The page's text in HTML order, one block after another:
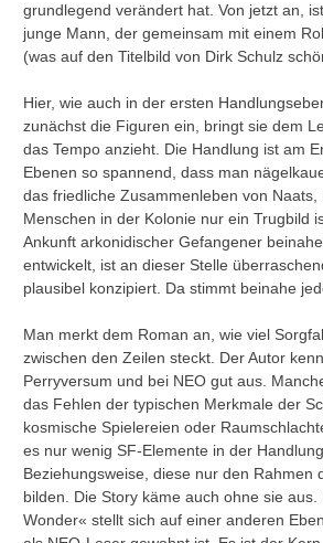
grundlegend verändert hat. Von jetzt an,
junge Mann, der gemeinsam mit einem
(was auf den Titelbild von Dirk Schulz
Hier, wie auch in der ersten
zunächst die Figuren ein, bringt sie dem
das Tempo anzieht. Die Handlung ist am
Ebenen so spannend, dass man
das friedliche Zusammenleben von Naats,
Menschen in der Kolonie nur ein Trugbild
Ankunft arkonidischer Gefangener
entwickelt, ist an dieser Stelle
plausibel konzipiert. Da stimmt beinahe
Man merkt dem Roman an, wie viel
zwischen den Zeilen steckt. Der Autor
Perryversum und bei NEO gut aus.
das Fehlen der typischen Merkmale der
kosmische Spielereien oder
es nur wenig SF-Elemente in der
Beziehungsweise, diese nur den Rahmen
bilden. Die Story käme auch ohne sie aus.
Wonder« stellt sich auf einer anderen